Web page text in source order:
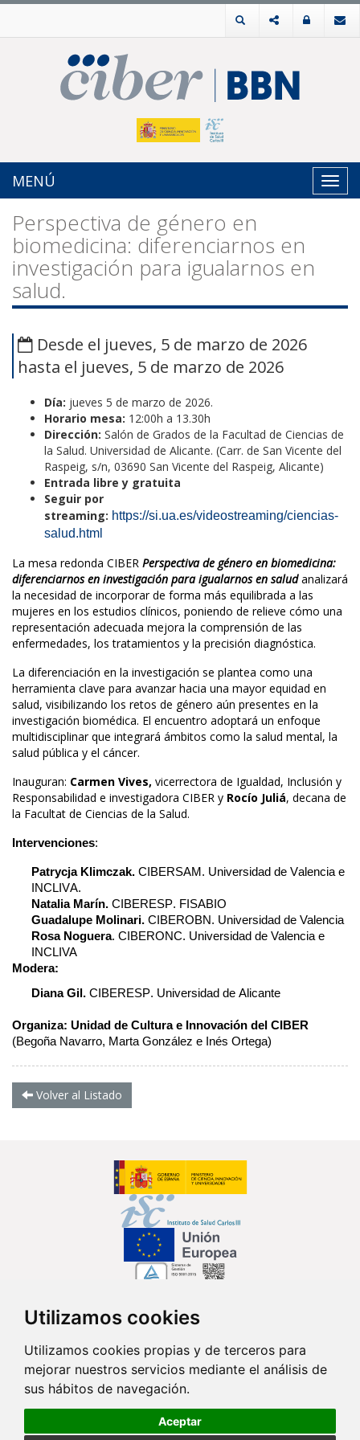
Utilizamos cookies
Utilizamos cookies propias y de terceros para
mejorar nuestros servicios mediante el análisis de
sus hábitos de navegación.
Aceptar
MENÚ
Perspectiva de género en
biomedicina: diferenciarnos en
investigación para igualarnos en
salud.
Desde el jueves, 5 de marzo de 2026
hasta el jueves, 5 de marzo de 2026
Día: jueves 5 de marzo de 2026.
Horario mesa: 12:00h a 13.30h
Dirección: Salón de Grados de la Facultad de Ciencias de
la Salud. Universidad de Alicante. (Carr. de San Vicente del
Raspeig, s/n, 03690 San Vicente del Raspeig, Alicante)
Entrada libre y gratuita
Seguir por
streaming: https://si.ua.es/videostreaming/ciencias-
salud.html
La mesa redonda CIBER Perspectiva de género en biomedicina:
diferenciarnos en investigación para igualarnos en salud analizará
la necesidad de incorporar de forma más equilibrada a las
mujeres en los estudios clínicos, poniendo de relieve cómo una
representación adecuada mejora la comprensión de las
enfermedades, los tratamientos y la precisión diagnóstica.
La diferenciación en la investigación se plantea como una
herramienta clave para avanzar hacia una mayor equidad en
salud, visibilizando los retos de género aún presentes en la
investigación biomédica. El encuentro adoptará un enfoque
multidisciplinar que integrará ámbitos como la salud mental, la
salud pública y el cáncer.
Inauguran: Carmen Vives, vicerrectora de Igualdad, Inclusión y
Responsabilidad e investigadora CIBER y Rocío Juliá, decana de
la Facultat de Ciencias de la Salud.
Intervenciones:
Patrycja Klimczak. CIBERSAM. Universidad de Valencia e
INCLIVA.
Natalia Marín. CIBERESP. FISABIO
Guadalupe Molinari. CIBEROBN. Universidad de Valencia
Rosa Noguera. CIBERONC. Universidad de Valencia e
INCLIVA
Modera:
Diana Gil. CIBERESP. Universidad de Alicante
Organiza: Unidad de Cultura e Innovación del CIBER
(Begoña Navarro, Marta González e Inés Ortega)
Volver al Listado
Síguenos en...
Contacto
Av. Monforte de Lemos, 3-5. Pabellón 11. Planta 0 28029 Madrid
info@ciberisciii.es